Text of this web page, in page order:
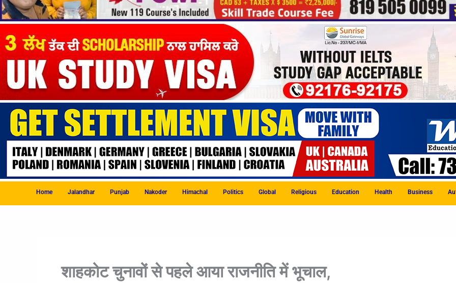
Home Jalandhar Punjab Nakoder Himachal Politics Global Religious Education Health Business
शाहकोट चुनावों से पहले आया राजनीति में भूचाल,